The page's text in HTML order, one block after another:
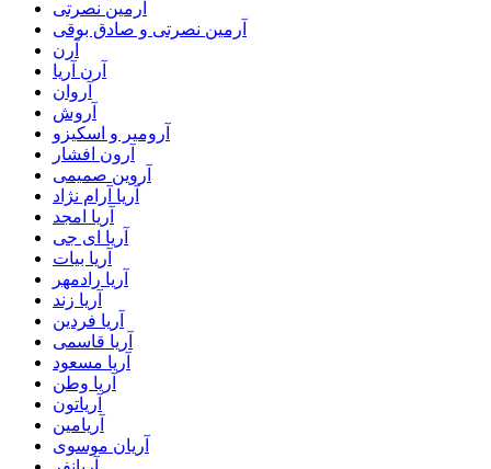
آرمین نصرتی
آرمین نصرتی و صادق بوقی
آرن
آرن آریا
آروان
آروش
آرومیر و اسکیزو
آرون افشار
آروین صمیمی
آریا آرام نژاد
آریا امجد
آریا ای جی
آریا بیات
آریا رادمهر
آریا زند
آریا فردین
آریا قاسمی
آریا مسعود
آریا وطن
آریاتون
آریامین
آریان موسوی